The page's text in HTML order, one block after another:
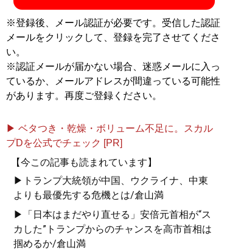
※登録後、メール認証が必要です。受信した認証
メールをクリックして、登録を完了させてくださ
い。
※認証メールが届かない場合、迷惑メールに入っ
ているか、メールアドレスが間違っている可能性
があります。再度ご登録ください。
▶ ベタつき・乾燥・ボリューム不足に。スカル
プDを公式でチェック [PR]
【今この記事も読まれています】
▶トランプ大統領が中国、ウクライナ、中東
よりも最優先する危機とは/倉山満
▶「日本はまだやり直せる」安倍元首相が“ス
カした”トランプからのチャンスを高市首相は
掴めるか/倉山満